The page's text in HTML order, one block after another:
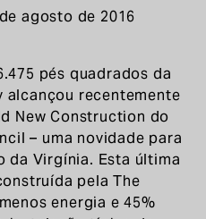
de agosto de 2016
pés quadrados da
alcançou recentemente
New Construction do
– uma novidade para
da Virgínia. Esta última
pela The
energia e 45%